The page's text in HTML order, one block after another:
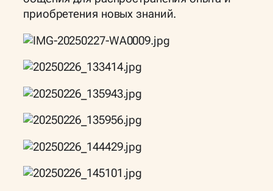
приобретения новых знаний.